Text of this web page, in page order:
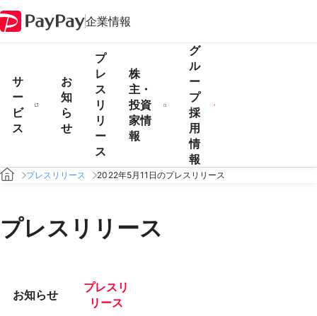
企業情報
サ
ー
ビ
ス
お
知
ら
せ
プ
レ
ス
リ
リ
ー
ス
株
主・
投資
家情
報
グ
ル
ー
プ
採
用
情
報
プレスリリース 2022年5月11日のプレスリリース
プレスリリース
お知らせ
プレスリ
リース